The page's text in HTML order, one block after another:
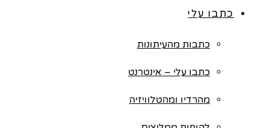
כתבו עלי
כתבות מהעיתונות
כתבו עלי – אינטרנט
מהרדיו ומהטלוויזיה